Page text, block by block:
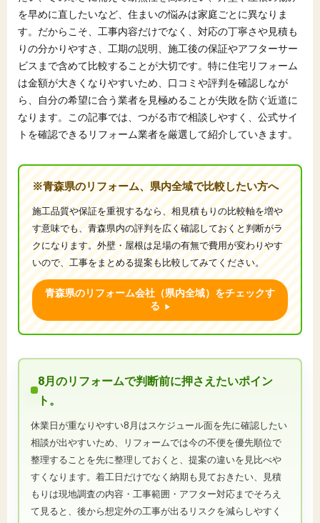
を早めに直したいなど、住まいの悩みは家庭ごとに異なりま
す。だからこそ、工事内容だけでなく、対応の丁寧さや見積も
りの分かりやすさ、工期の説明、施工後の保証やアフターサー
ビスまで含めて比較することが大切です。特に住宅リフォーム
は金額が大きくなりやすいため、口コミや評判を確認しなが
ら、自分の希望に合う業者を見極めることが失敗を防ぐ近道に
なります。この記事では、つがる市で相談しやすく、公式サイ
トを確認できるリフォーム業者を厳選して紹介していきます。
※青森県のリフォーム、県内全域で比較したい方へ
施工品質や保証を重視するなら、相見積もりの比較軸を増や
す意味でも、青森県内の評判を広く確認しておくと判断がラ
クになります。外壁・屋根は足場の有無で費用が変わりやす
いので、工事をまとめる提案も比較してみてください。
青森県のリフォーム会社（県内全域）をチェックす
る
8月のリフォームで判断前に押さえたいポイン
ト。
休業日が重なりやすい8月はスケジュール面を先に確認したい
相談が出やすいため、リフォームでは今の不便を優先順位で
整理することを先に整理しておくと、提案の違いを見比べや
すくなります。着工日だけでなく納期も見ておきたい、見積
もりは現地調査の内容・工事範囲・アフター対応までそろえ
て見ると、後から想定外の工事が出るリスクを減らしやすく